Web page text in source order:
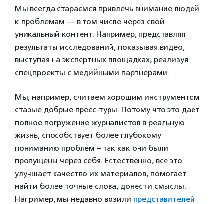
Мы всегда стараемся привлечь внимание людей
к проблемам — в том числе через свой
уникальный контент. Например, представляя
результаты исследований, показывая видео,
выступая на экспертных площадках, реализуя
спецпроекты с медийными партнёрами.
Мы, например, считаем хорошим инструментом
старые добрые пресс-туры. Потому что это даёт
полное погружение журналистов в реальную
жизнь, способствует более глубокому
пониманию проблем – так как они были
пропущены через себя. Естественно, все это
улучшает качество их материалов, помогает
найти более точные слова, донести смыслы.
Например, мы недавно возили представителей